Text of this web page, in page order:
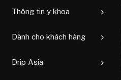
Thông tin y khoa
Dành cho khách hàng
Drip Asia